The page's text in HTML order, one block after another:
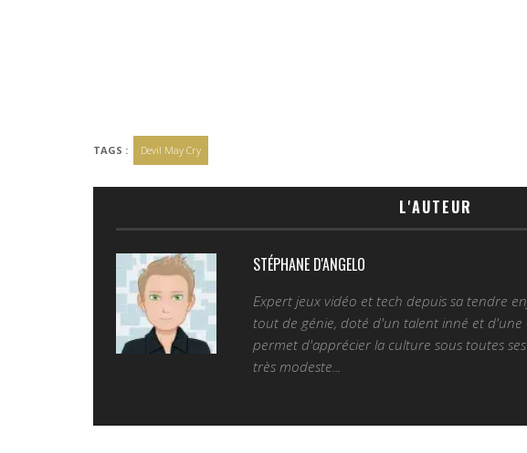
TAGS : Devil May Cry
L'AUTEUR
STÉPHANE D'ANGELO
Expert jeux vidéo et tech depuis sa tendre
tout de génie, doté d'un talent inné et
permet d'apprécier la culture sous toutes
très modeste...